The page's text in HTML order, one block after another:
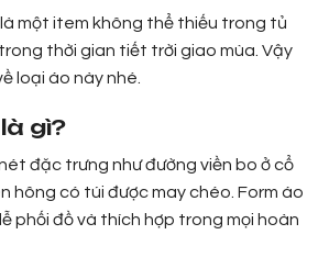
là một item không thể thiếu trong tủ
thời gian tiết trời giao mùa. Vậy
loại áo này nhé.
gì?
đặc trưng như đường viền bo ở cổ
hông có túi được may chéo. Form áo
phối đồ và thích hợp trong mọi hoàn